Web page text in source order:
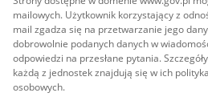
mailowych. Użytkownik korzystający z
mail zgadza się na przetwarzanie jego
dobrowolnie podanych danych w
odpowiedzi na przesłane pytania.
każdą z jednostek znajdują się w ich
osobowych.